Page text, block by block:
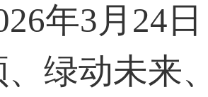
3月24日
、绿动未来